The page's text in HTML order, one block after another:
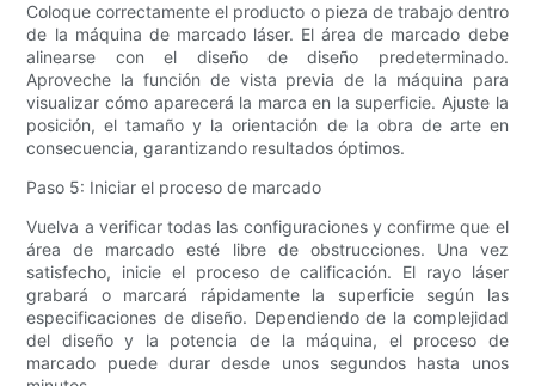
Coloque correctamente el producto o pieza de trabajo dentro
de la máquina de marcado láser. El área de marcado debe
alinearse con el diseño de diseño predeterminado.
Aproveche la función de vista previa de la máquina para
visualizar cómo aparecerá la marca en la superficie. Ajuste la
posición, el tamaño y la orientación de la obra de arte en
consecuencia, garantizando resultados óptimos.
Paso 5: Iniciar el proceso de marcado
Vuelva a verificar todas las configuraciones y confirme que el
área de marcado esté libre de obstrucciones. Una vez
satisfecho, inicie el proceso de calificación. El rayo láser
grabará o marcará rápidamente la superficie según las
especificaciones de diseño. Dependiendo de la complejidad
del diseño y la potencia de la máquina, el proceso de
marcado puede durar desde unos segundos hasta unos